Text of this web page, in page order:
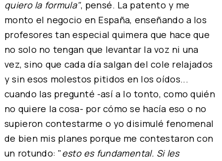
quiero la formula", pensé. La patento y me
monto el negocio en España, enseñando a los
profesores tan especial quimera que hace que
no solo no tengan que levantar la voz ni una
vez, sino que cada día salgan del cole relajados
y sin esos molestos pitidos en los oídos...
cuando las pregunté -así a lo tonto, como quién
no quiere la cosa- por cómo se hacía eso o no
supieron contestarme o yo disimulé fenomenal
de bien mis planes porque me contestaron con
un rotundo: "esto es fundamental. Si les